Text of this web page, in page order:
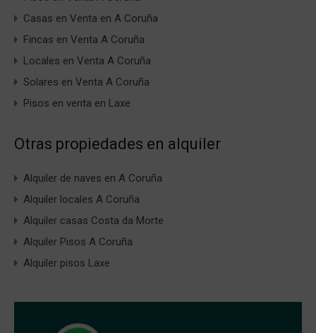
Casas en Venta en A Coruña
Fincas en Venta A Coruña
Locales en Venta A Coruña
Solares en Venta A Coruña
Pisos en venta en Laxe
Otras propiedades en alquiler
Alquiler de naves en A Coruña
Alquiler locales A Coruña
Alquiler casas Costa da Morte
Alquiler Pisos A Coruña
Alquiler pisos Laxe